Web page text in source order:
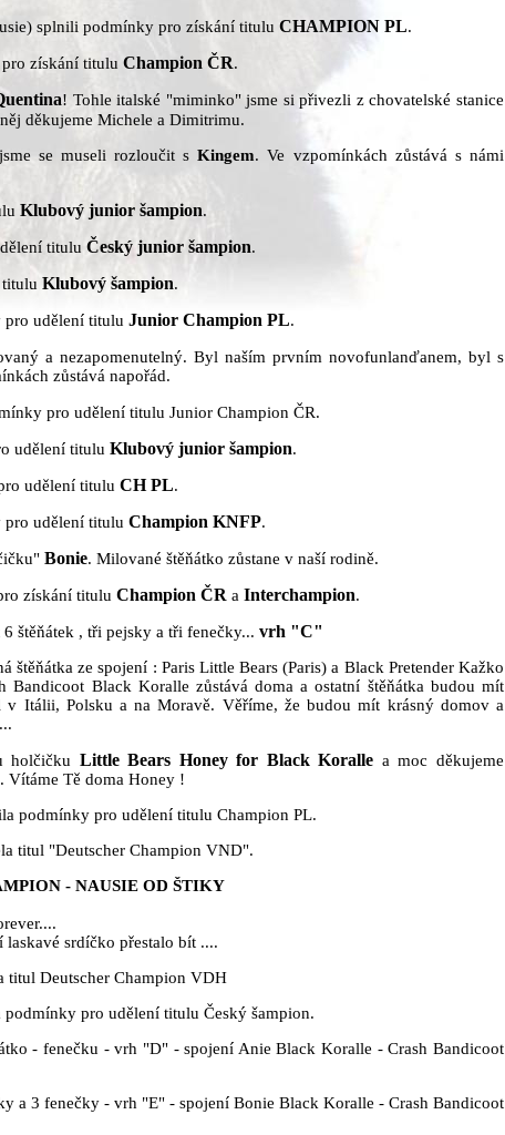
splnili podmínky pro získání titulu CHAMPION PL.
získání titulu Champion ČR.
! Tohle italské "miminko" jsme si přivezli z chovatelské stanice
děkujeme Michele a Dimitrimu.
se museli rozloučit sKingem. Ve vzpomínkách zůstává s námi
Klubový junior šampion.
titulu Český junior šampion.
Klubový šampion.
udělení titulu Junior Champion PL.
a nezapomenutelný. Byl naším prvním novofunlanďanem, byl s
zůstává napořád.
pro udělení titulu Junior Champion ČR.
udělení titulu Klubový junior šampion.
udělení titulu CH PL.
udělení titulu Champion KNFP.
Bonie. Milované štěňátko zůstane v naší rodině.
získání titulu Champion ČR a Interchampion.
štěňátek , tři pejsky a tři fenečky... vrh "C"
štěňátka ze spojení : Paris Little Bears (Paris) a Black Pretender Kažko
Bandicoot Black Koralle zůstává doma a ostatní štěňátka budou mít
Itálii, Polsku a na Moravě. Věříme, že budou mít krásný domov a
holčičku Little Bears Honey for Black Koralle a moc děkujeme
Vítáme Tě doma Honey !
podmínky pro udělení titulu Champion PL.
titul "Deutscher Champion VND".
- NAUSIE OD ŠTIKY
laskavé srdíčko přestalo bít ....
titul Deutscher Champion VDH
podmínky pro udělení titulu Český šampion.
- fenečku - vrh "D" - spojení Anie Black Koralle - Crash Bandicoot
a 3 fenečky - vrh "E" - spojení Bonie Black Koralle - Crash Bandicoot